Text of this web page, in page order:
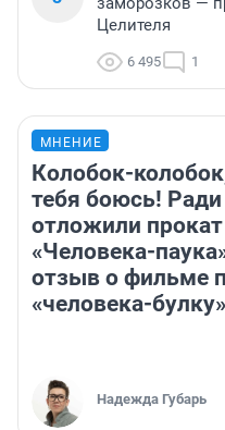
Целителя
6 495 1
МНЕНИЕ
Колобок-
тебя боюсь! Ради
отложили прокат
«Человека-
отзыв о фильме
«человека-булку»
Надежда Губарь